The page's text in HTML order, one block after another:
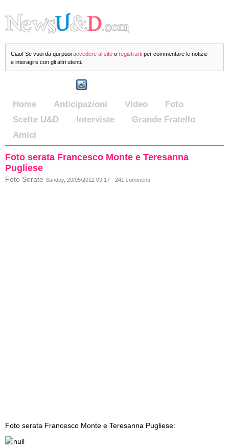
Ciao! Se vuoi da qui puoi accedere al sito o registrarti per commentare le notizie
e interagire con gli altri utenti.
Home Anticipazioni Video
Foto
Scelte U&D
Interviste
Grande Fratello
Amici
Foto serata Francesco Monte e Teresanna
Pugliese
Foto Serate Sunday, 20/05/2012 09:17 - 241 commenti
Foto serata Francesco Monte e Teresanna Pugliese: